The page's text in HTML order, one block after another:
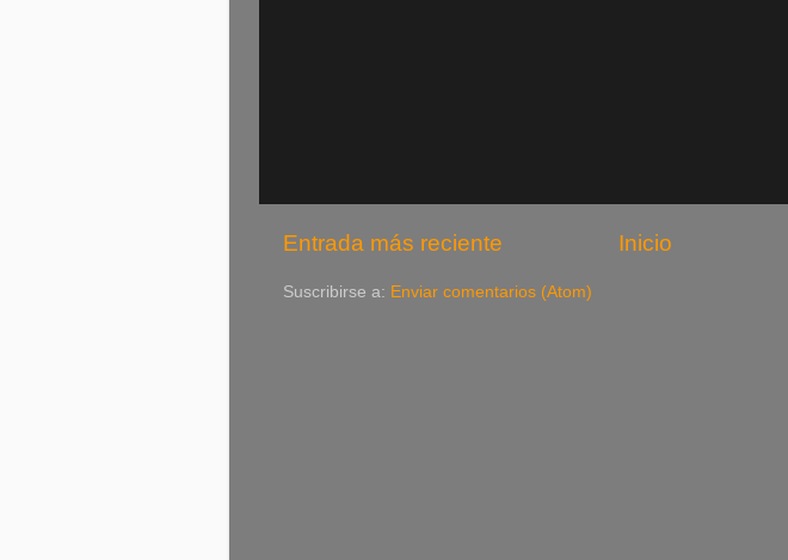
Entrada más reciente Inicio
Suscribirse a: Enviar comentarios (Atom)